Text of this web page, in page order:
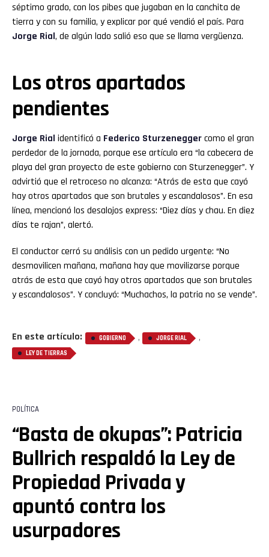
séptimo grado, con los pibes que jugaban en la canchita de
tierra y con su familia, y explicar por qué vendió el país. Para
Jorge Rial, de algún lado salió eso que se llama vergüenza.
Los otros apartados
pendientes
Jorge Rial identificó a Federico Sturzeneggercomo el gran
perdedor de la jornada, porque ese artículo era “la cabecera de
playa del gran proyecto de este gobierno con Sturzenegger”. Y
advirtió que el retroceso no alcanza: “Atrás de esta que cayó
hay otros apartados que son brutales y escandalosos”. En esa
línea, mencionó los desalojos express: “Diez días y chau. En diez
días te rajan”, alertó.
El conductor cerró su análisis con un pedido urgente: “No
desmovilicen mañana, mañana hay que movilizarse porque
atrás de esta que cayó hay otros apartados que son brutales
y escandalosos”. Y concluyó: “Muchachos, la patria no se vende”.
En este artículo: GOBIERNO , JORGE RIAL ,
LEY DE TIERRAS
POLÍTICA
“Basta de okupas”: Patricia
Bullrich respaldó la Ley de
Propiedad Privada y
apuntó contra los
usurpadores